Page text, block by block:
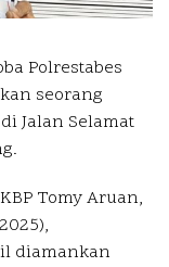
Polrestabes
seorang
Jalan Selamat
Tomy Aruan,
diamankan